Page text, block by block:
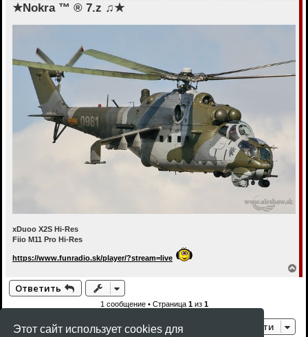
Этот сайт использует cookies для
★Nokra ™ ® 7.z ♫★
xDuoo X2S Hi-Res
Fiio M11 Pro Hi-Res
https://www.funradio.sk/player/?stream=live
е
Ответить
1 сообщение • Страница 1из 1
Перейти